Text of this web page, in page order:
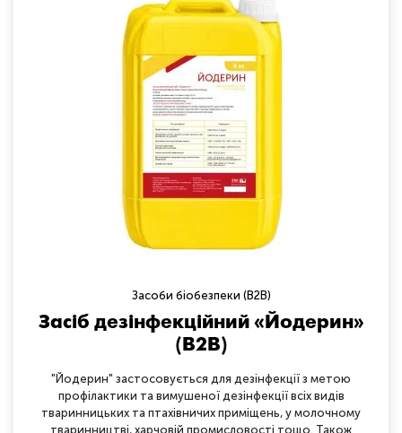
Засоби біобезпеки (B2B)
Засіб дезінфекційний «Йодерин»
(B2B)
"Йодерин" застосовується для дезінфекції з метою
профілактики та вимушеної дезінфекції всіх видів
тваринницьких та птахівничих приміщень, у молочному
тваринництві, харчовій промисловості тощо. Також